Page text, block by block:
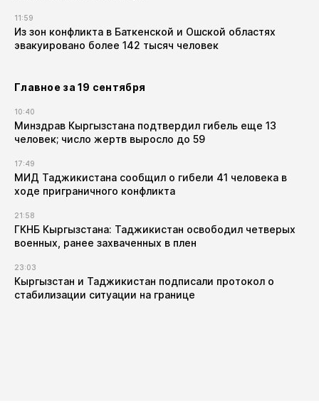
11:59
Из зон конфликта в Баткенской и Ошской областях
эвакуировано более 142 тысяч человек
Главное за 19 сентября
10:40
Минздрав Кыргызстана подтвердил гибель еще 13
человек; число жертв выросло до 59
17:49
МИД Таджикистана сообщил о гибели 41 человека в
ходе приграничного конфликта
21:58
ГКНБ Кыргызстана: Таджикистан освободил четверых
военных, ранее захваченных в плен
23:03
Кыргызстан и Таджикистан подписали протокол о
стабилизации ситуации на границе